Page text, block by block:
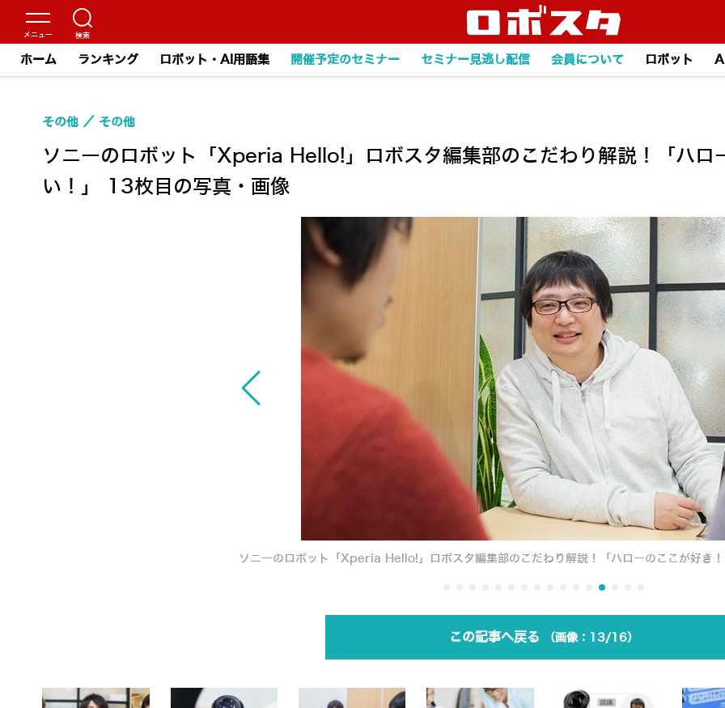
ホーム ランキング ロボット・AI用語集 開催予定のセミナー セミナー見逃し配信 会員について ロボット
ソニーのロボット「Xperia Hello!」ロボスタ編集部のこだわり解説！「ハロ
い！」 13枚目の写真・画像
その他 その他
ソニーのロボット「Xperia Hello!」ロボスタ編集部のこだわり解説！「ハローのここが好き
この記事へ戻る 13/16